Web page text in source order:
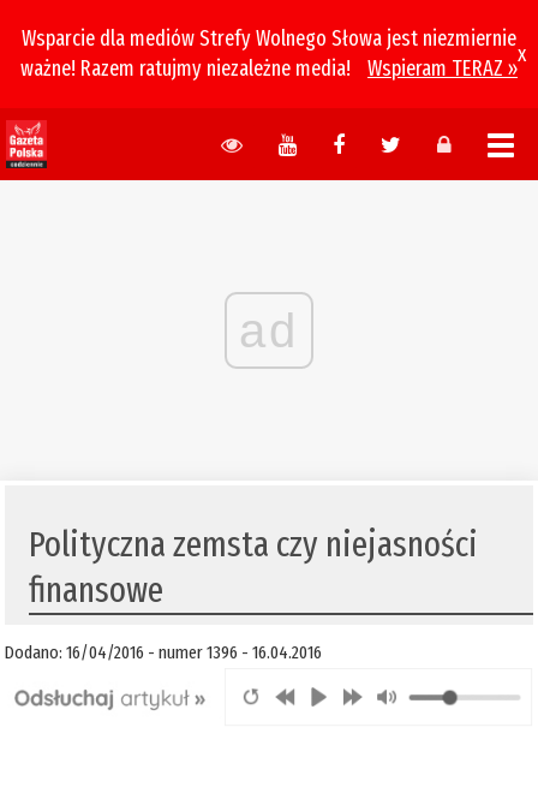
Wsparcie dla mediów Strefy Wolnego Słowa jest niezmiernie
ważne! Razem ratujmy niezależne media!
Wspieram TERAZ »
x
ad
Polityczna zemsta czy niejasności
finansowe
Dodano: 16/04/2016 - numer 1396 - 16.04.2016